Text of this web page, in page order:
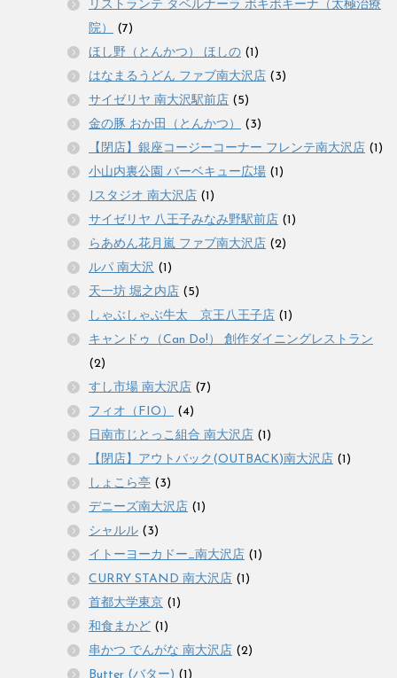
リストランテ タベルナーラ ボキボキーナ（太極治療
院）
(7)
ほし野（とんかつ） ほしの (1)
はなまるうどん ファブ南大沢店 (3)
サイゼリヤ 南大沢駅前店 (5)
金の豚 おか田（とんかつ）
(3)
【閉店】銀座コージーコーナー フレンテ南大沢店 (1)
小山内裏公園 バーベキュー広場 (1)
Jスタジオ 南大沢店 (1)
サイゼリヤ 八王子みなみ野駅前店 (1)
らあめん花月嵐 ファブ南大沢店 (2)
ルパ 南大沢 (1)
天一坊 堀之内店 (5)
しゃぶしゃぶ牛太 京王八王子店 (1)
キャンドゥ（Can Do!） 創作ダイニングレストラン
(2)
すし市場 南大沢店 (7)
フィオ（FIO）
(4)
日南市じとっこ組合 南大沢店 (1)
【閉店】アウトバック(OUTBACK)南大沢店 (1)
しょこら亭 (3)
デニーズ南大沢店 (1)
シャルル (3)
イトーヨーカドー_南大沢店 (1)
CURRY STAND 南大沢店 (1)
首都大学東京 (1)
和食まかど (1)
串かつ でんがな 南大沢店 (2)
Butter (バター) (1)